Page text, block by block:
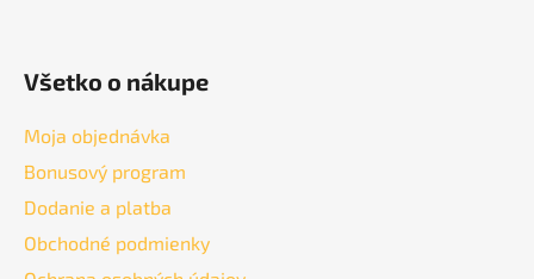
Všetko o nákupe
Moja objednávka
Bonusový program
Dodanie a platba
Obchodné podmienky